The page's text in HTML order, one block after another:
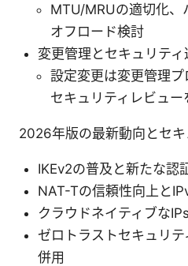
MTU/MRUの適切化、
オフロード検討
変更管理とセキュリティ
設定変更は変更管理
セキュリティレビュー
2026年版の最新動向とセ
IKEv2の普及と新たな認
NAT-Tの信頼性向上と
クラウドネイティブな
ゼロトラストセキュリ
併用